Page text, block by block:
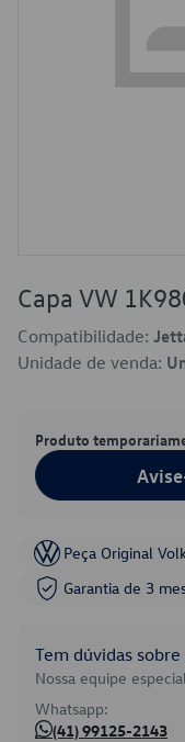
Capa VW
Compatibilidade:
Unidade de venda:
Produto
Peça Original
Garantia de 3
Tem dúvidas
Nossa equipe
Whatsapp:
(41) 99125-2143